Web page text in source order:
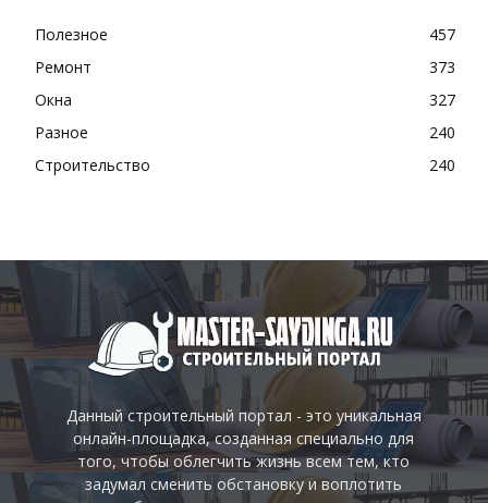
Полезное
457
Ремонт
373
Окна
327
Разное
240
Строительство
240
Данный строительный портал - это уникальная
онлайн-площадка, созданная специально для
того, чтобы облегчить жизнь всем тем, кто
задумал сменить обстановку и воплотить